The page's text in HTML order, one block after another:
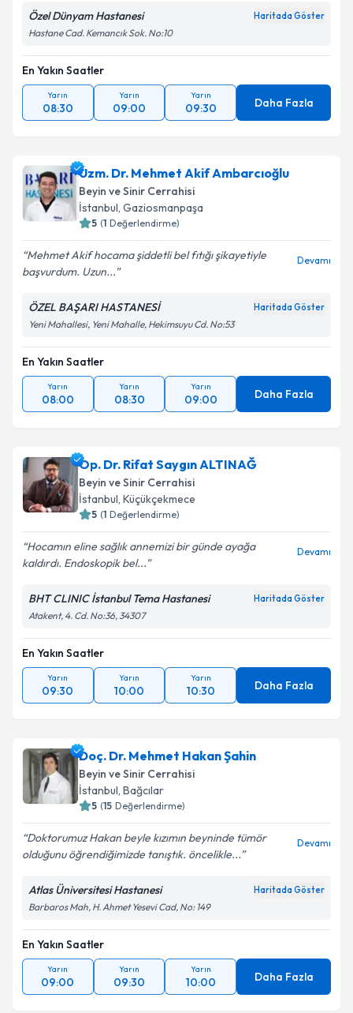
Özel Dünyam Hastanesi Haritada Göster
Hastane Cad. Kemancık Sok. No:10
En Yakın Saatler
Yarın
08:30
Yarın
09:00
Yarın
09:30 Daha Fazla
Uzm. Dr. Mehmet Akif Ambarcıoğlu
Beyin ve Sinir Cerrahisi
İstanbul, Gaziosmanpaşa
5 (1 Değerlendirme)
Mehmet Akif hocama şiddetli bel fıtığı şikayetiyle
başvurdum. Uzun...
Devamı
ÖZEL BAŞARI HASTANESİ Haritada Göster
Yeni Mahallesi, Yeni Mahalle, Hekimsuyu Cd. No:53
En Yakın Saatler
Yarın
08:00
Yarın
08:30
Yarın
09:00 Daha Fazla
Op. Dr. Rifat Saygın ALTINAĞ
Beyin ve Sinir Cerrahisi
İstanbul, Küçükçekmece
5 (1 Değerlendirme)
Hocamın eline sağlık annemizi bir günde ayağa
kaldırdı. Endoskopik bel...
Devamı
BHT CLINIC İstanbul Tema Hastanesi Haritada Göster
Atakent, 4. Cd. No:36, 34307
En Yakın Saatler
Yarın
09:30
Yarın
10:00
Yarın
10:30 Daha Fazla
Doç. Dr. Mehmet Hakan Şahin
Beyin ve Sinir Cerrahisi
İstanbul, Bağcılar
5 (15 Değerlendirme)
Doktorumuz Hakan beyle kızımın beyninde tümör
olduğunu öğrendiğimizde tanıştık. öncelikle...
Devamı
Atlas Üniversitesi Hastanesi Haritada Göster
Barbaros Mah, H. Ahmet Yesevi Cad, No: 149
En Yakın Saatler
Yarın
09:00
Yarın
09:30
Yarın
10:00 Daha Fazla